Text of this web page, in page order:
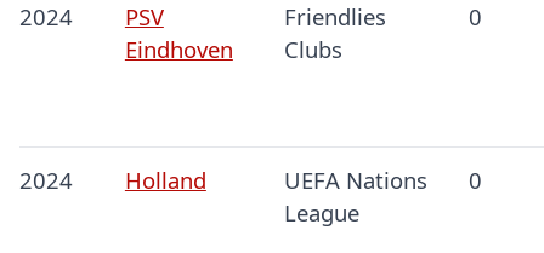
2024
PSV
Eindhoven
Friendlies
Clubs
0
2024 Holland
UEFA Nations
League
0